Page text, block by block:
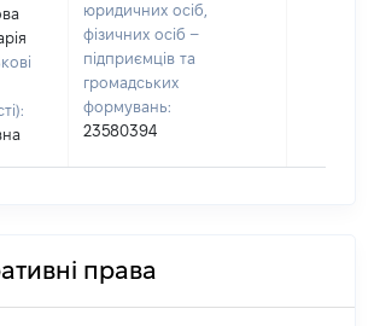
юридичних осіб,
фізичних осіб –
підприємців та
громадських
формувань:
23580394
права